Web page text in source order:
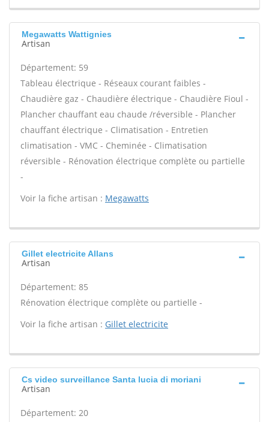
Megawatts Wattignies
Artisan
Département: 59
Tableau électrique - Réseaux courant faibles -
Chaudière gaz - Chaudière électrique - Chaudière Fioul -
Plancher chauffant eau chaude /réversible - Plancher
chauffant électrique - Climatisation - Entretien
climatisation - VMC - Cheminée - Climatisation
réversible - Rénovation électrique complète ou partielle
-
Voir la fiche artisan : Megawatts
Gillet electricite Allans
Artisan
Département: 85
Rénovation électrique complète ou partielle -
Voir la fiche artisan : Gillet electricite
Cs video surveillance Santa lucia di moriani
Artisan
Département: 20